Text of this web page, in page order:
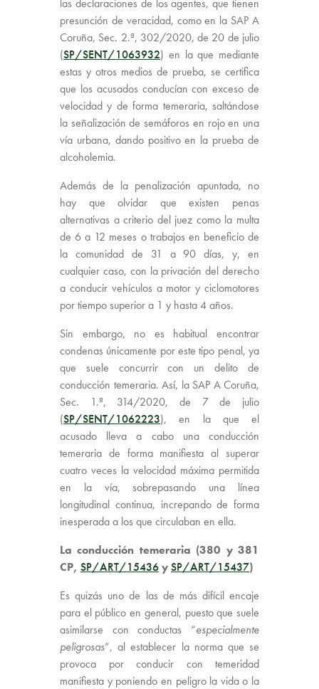
las declaraciones de los agentes, que tienen
presunción de veracidad, como en la SAP A
Coruña, Sec. 2.ª, 302/2020, de 20 de julio
(SP/SENT/1063932) en la que mediante
estas y otros medios de prueba, se certifica
que los acusados conducían con exceso de
velocidad y de forma temeraria, saltándose
la señalización de semáforos en rojo en una
vía urbana, dando positivo en la prueba de
alcoholemia.
Además de la penalización apuntada, no
hay que olvidar que existen penas
alternativas a criterio del juez como la multa
de 6 a 12 meses o trabajos en beneficio de
la comunidad de 31 a 90 días, y, en
cualquier caso, con la privación del derecho
a conducir vehículos a motor y ciclomotores
por tiempo superior a 1 y hasta 4 años.
Sin embargo, no es habitual encontrar
condenas únicamente por este tipo penal, ya
que suele concurrir con un delito de
conducción temeraria. Así, la SAP A Coruña,
Sec. 1.ª, 314/2020, de 7 de julio
(SP/SENT/1062223), en la que el
acusado lleva a cabo una conducción
temeraria de forma manifiesta al superar
cuatro veces la velocidad máxima permitida
en la vía, sobrepasando una línea
longitudinal continua, increpando de forma
inesperada a los que circulaban en ella.
La conducción temeraria (380 y 381
CP, SP/ART/15436ySP/ART/15437)
Es quizás uno de las de más difícil encaje
para el público en general, puesto que suele
asimilarse con conductas “especialmente
peligrosas”, al establecer la norma que se
provoca por conducir con temeridad
manifiesta y poniendo en peligro la vida o la